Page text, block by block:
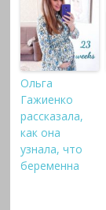
Ольга
Гажиенко
рассказала,
как она
узнала, что
беременна